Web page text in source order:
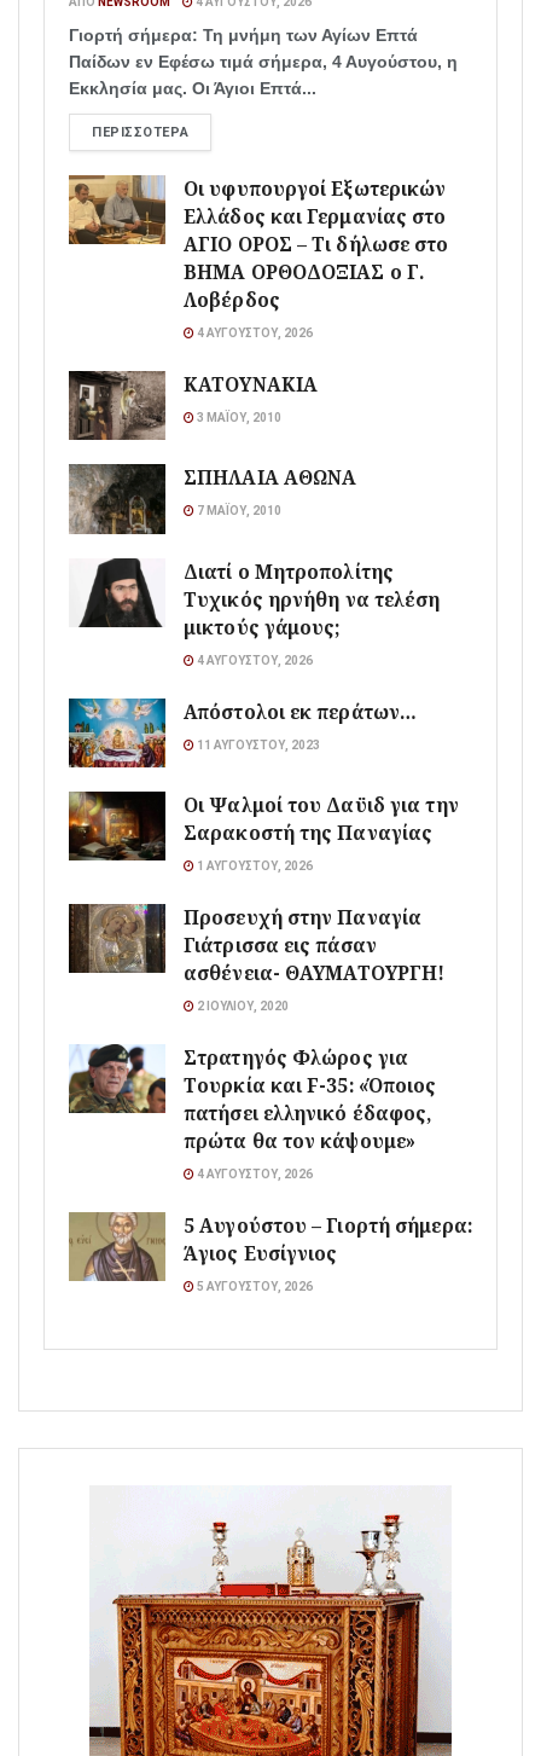
Γιορτή σήμερα: Τη μνήμη των Αγίων Επτά
Παίδων εν Εφέσω τιμά σήμερα, 4 Αυγούστου, η
Εκκλησία μας. Οι Άγιοι Επτά...
ΠΕΡΙΣΣΌΤΕΡΑ
Οι υφυπουργοί Εξωτερικών
Ελλάδος και Γερμανίας στο
ΑΓΙΟ ΟΡΟΣ – Τι δήλωσε στο
ΒΗΜΑ ΟΡΘΟΔΟΞΙΑΣ ο Γ.
Λοβέρδος
4 ΑΥΓΟΎΣΤΟΥ, 2026
ΚΑΤΟΥΝΑΚΙΑ
3 ΜΑΪ́ΟΥ, 2010
ΣΠΗΛΑΙΑ ΑΘΩΝΑ
7 ΜΑΪ́ΟΥ, 2010
Διατί ο Μητροπολίτης
Τυχικός ηρνήθη να τελέση
μικτούς γάμους;
4 ΑΥΓΟΎΣΤΟΥ, 2026
Απόστολοι εκ περάτων…
11 ΑΥΓΟΎΣΤΟΥ, 2023
Οι Ψαλμοί του Δαϋιδ για την
Σαρακοστή της Παναγίας
1 ΑΥΓΟΎΣΤΟΥ, 2026
Προσευχή στην Παναγία
Γιάτρισσα εις πάσαν
ασθένεια- ΘΑΥΜΑΤΟΥΡΓΗ!
2 ΙΟΥΛΊΟΥ, 2020
Στρατηγός Φλώρος για
Τουρκία και F-35: «Όποιος
πατήσει ελληνικό έδαφος,
πρώτα θα τον κάψουμε»
4 ΑΥΓΟΎΣΤΟΥ, 2026
5 Αυγούστου – Γιορτή σήμερα:
Άγιος Ευσίγνιος
5 ΑΥΓΟΎΣΤΟΥ, 2026